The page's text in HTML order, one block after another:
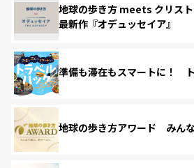
地球の歩き方 meets クリス
最新作『オデュッセイア』
準備も滞在もスマートに！
地球の歩き方アワード みんな